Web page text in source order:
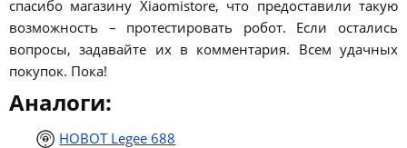
спасибо магазину Xiaomistore, что предоставили такую
возможность – протестировать робот. Если остались
вопросы, задавайте их в комментария. Всем удачных
покупок. Пока!
Аналоги:
HOBOT Legee 688